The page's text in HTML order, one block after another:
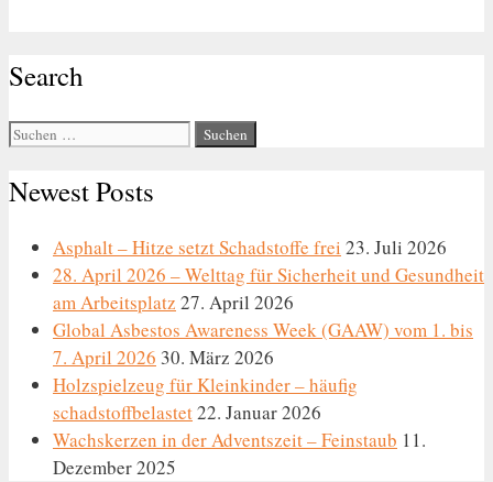
Search
Suche
Newest Posts
Asphalt – Hitze setzt Schadstoffe frei 23. Juli 2026
28. April 2026 – Welttag für Sicherheit und Gesundheit
am Arbeitsplatz 27. April 2026
Global Asbestos Awareness Week (GAAW) vom 1. bis
7. April 2026 30. März 2026
Holzspielzeug für Kleinkinder – häufig
schadstoffbelastet22. Januar 2026
Wachskerzen in der Adventszeit – Feinstaub 11.
Dezember 2025